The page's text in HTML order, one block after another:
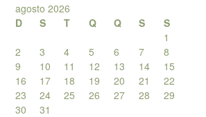
agosto 2026
D
S T Q Q S
S
1
2
3 4 5 6 7
8
9
10 11 12 13 14
15
16
17 18 19 20 21
22
23
24 25 26 27 28
29
30
31